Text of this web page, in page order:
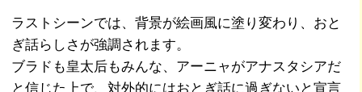
ラストシーンでは、背景が絵画風に塗り変わり、おと
ぎ話らしさが強調されます。
ブラドも皇太后もみんな、アーニャがアナスタシアだ
と信じた上で、対外的にはおとぎ話に過ぎないと宣言